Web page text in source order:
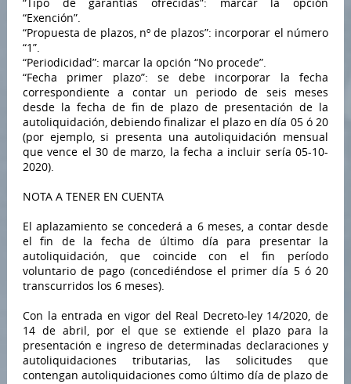
“Exención”.
“Propuesta de plazos, nº de plazos”: incorporar el número
“1”.
“Periodicidad”: marcar la opción “No procede”.
“Fecha primer plazo”: se debe incorporar la fecha
correspondiente a contar un periodo de seis meses
desde la fecha de fin de plazo de presentación de la
autoliquidación, debiendo finalizar el plazo en día 05 ó 20
(por ejemplo, si presenta una autoliquidación mensual
que vence el 30 de marzo, la fecha a incluir sería 05-10-
2020).
NOTA A TENER EN CUENTA
El aplazamiento se concederá a 6 meses, a contar desde
el fin de la fecha de último día para presentar la
autoliquidación, que coincide con el fin período
voluntario de pago (concediéndose el primer día 5 ó 20
transcurridos los 6 meses).
Con la entrada en vigor del Real Decreto-ley 14/2020, de
14 de abril, por el que se extiende el plazo para la
presentación e ingreso de determinadas declaraciones y
autoliquidaciones tributarias, las solicitudes que
contengan autoliquidaciones como último día de plazo de